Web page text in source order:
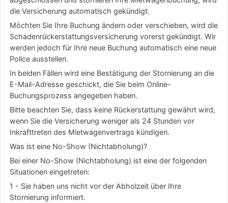
die Versicherung automatisch gekündigt.
Möchten Sie Ihre Buchung ändern oder verschieben, wird die
Schadenrückerstattungsversicherung vorerst gekündigt. Wir
werden jedoch für Ihre neue Buchung automatisch eine neue
Police ausstellen.
In beiden Fällen wird eine Bestätigung der Stornierung an die
E-Mail-Adresse geschickt, die Sie beim Online-
Buchungsprozess angegeben haben.
Bitte beachten Sie, dass keine Rückerstattung gewährt wird,
wenn Sie die Versicherung weniger als 24 Stunden vor
Inkrafttreten des Mietwagenvertrags kündigen.
Was ist eine No-Show (Nichtabholung)?
Bei einer No-Show (Nichtabholung) ist eine der folgenden
Situationen eingetreten:
1 - Sie haben uns nicht vor der Abholzeit über Ihre
Stornierung informiert.